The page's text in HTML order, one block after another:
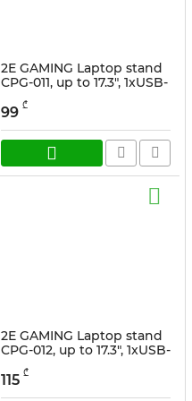
2E GAMING Laptop stand
CPG-011, up to 17.3", 1xUSB-
A, 1xUSB-C, LCD, RGB,
black
სასაქონლო კოდი: 2E-CPG-011
99 ₾
2E GAMING Laptop stand
CPG-012, up to 17.3", 1xUSB-
A, 1xUSB-C,
LCD/semiconductor
115 ₾